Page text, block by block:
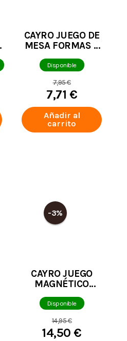
CAYRO JUEGO DE
MESA FORMAS Y
COLORES
Disponible
7,95 €
7,71 €
Añadir al
carrito
-3%
CAYRO JUEGO
MAGNÉTICO
AJEDREZ-DAMAS-
BACKGAMMON
Disponible
14,95 €
14,50 €